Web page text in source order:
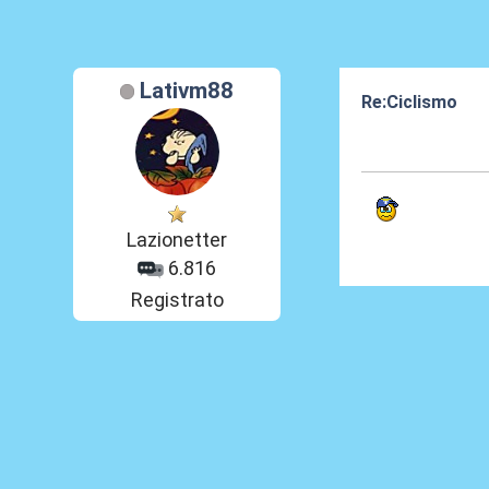
Lativm88
Lazionetter
6.816
Registrato
Re:Ciclismo